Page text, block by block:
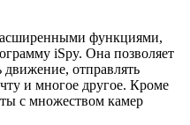
функциями,
iSpy. Она позволяет
движение, отправлять
и многое другое. Кроме
с множеством камер